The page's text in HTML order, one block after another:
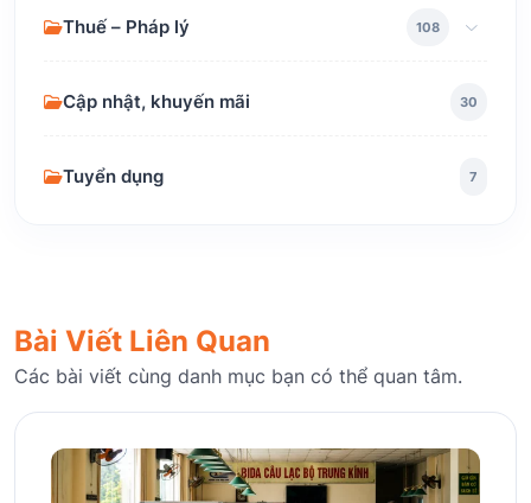
Thuế – Pháp lý 108
Cập nhật, khuyến mãi 30
Tuyển dụng 7
Bài Viết Liên Quan
Các bài viết cùng danh mục bạn có thể quan tâm.